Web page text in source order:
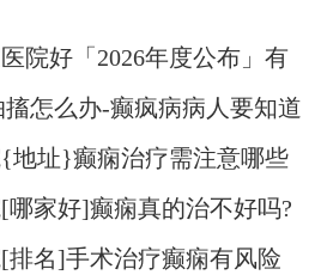
院好「2026年度公布」有
怎么办-癫疯病病人要知道
地址}癫痫治疗需注意哪些
哪家好]癫痫真的治不好吗?
排名]手术治疗癫痫有风险